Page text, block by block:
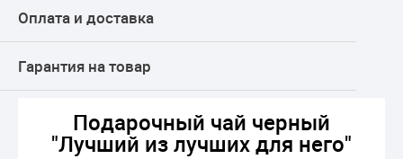
Оплата и доставка
Гарантия на товар
Подарки и сувениры
Подарочный чай
Подарочный чай черный "Лучший из лучших для него"
Подарочный чай черный
"Лучший из лучших для него"